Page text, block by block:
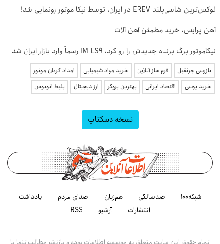
لوکس‌ترین شاسی‌بلند EREV در ایران، توسط نیکا موتور رونمایی شد!
آهن پرایس، خرید مطمئن آهن آلات
نیکاموتور برگ برنده جدیدش را رو کرد، IM LS9 رسماً وارد بازار ایران شد
بازرسی جرثقیل فرم ساز آنلاین خرید مواد شیمیایی
امداد کرمان موتور
خرید یوسی
اقتصاد ایرانی بهترین بروکر ارز دیجیتال بلیط اتوبوس
نسخه دسکتاپ
شبکه۱۰۰ صدسالگی هم‌زبان صدای مردم
یادداشت
انتشارات
آرشیو RSS